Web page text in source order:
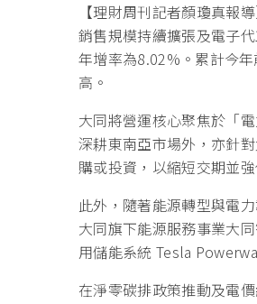
【理財周刊記者顏瓊真報
銷售規模持續擴張及電子
年增率為8.02%。累計今
高。
大同將營運核心聚焦於「
深耕東南亞市場外，亦針
購或投資，以縮短交期並
此外，隨著能源轉型與電
大同旗下能源服務事業大
用儲能系統 Tesla
在淨零碳排政策推動及電